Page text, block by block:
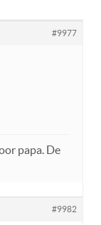
#9977
papa. De
#9982